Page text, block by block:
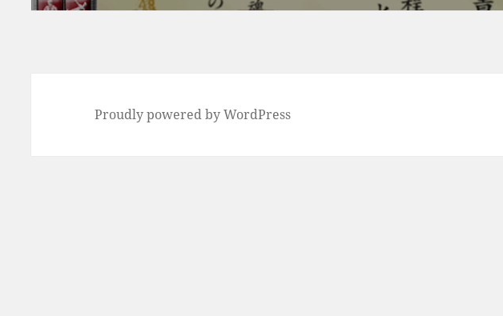
投
Proudly powered by WordPress